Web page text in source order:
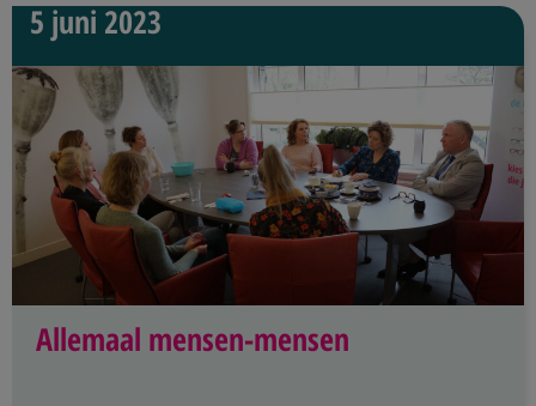
5 juni 2023
Allemaal mensen-mensen